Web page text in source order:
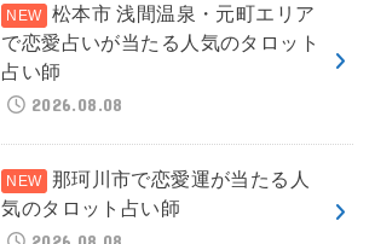
松本市 浅間温泉・元町エリア
で恋愛占いが当たる人気のタロット
占い師
2026.08.08
那珂川市で恋愛運が当たる人
気のタロット占い師